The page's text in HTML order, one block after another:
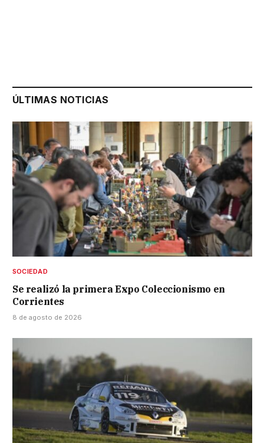
ÚLTIMAS NOTICIAS
SOCIEDAD
Se realizó la primera Expo Coleccionismo en
Corrientes
8 de agosto de 2026